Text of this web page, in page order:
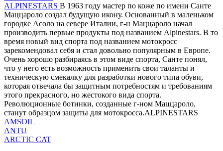
ALPINESTARS В 1963 году мастер по коже по имени Санте
Маццароло создал будущую икону. Основанный в маленьком
городке Асоло на севере Италии, г-н Маццароло начал
производить первые продукты под названием Alpinestars. В то
время новый вид спорта под названием мотокросс
зарекомендовал себя и стал довольно популярным в Европе.
Очень хорошо разбираясь в этом виде спорта, Санте понял,
что у него есть возможность применить свои таланты и
техническую смекалку для разработки нового типа обуви,
которая отвечала бы защитным потребностям и требованиям
этого прекрасного, но жестокого вида спорта.
Революционные ботинки, созданные г-ном Маццароло,
станут образцом защиты для мотокросса.ALPINESTARS
AMSOIL
ANTU
ARCTIC CAT